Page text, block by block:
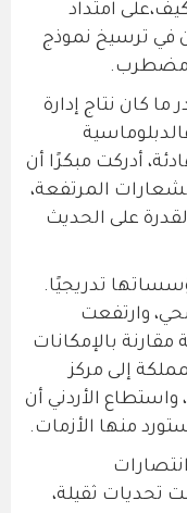
امتداد
في ترسيخ نموذج
مضطرب.
ما كان نتاج إدارة
أدركت مبكرًا أن
المرتفعة،
على الحديث
تدريجيًا.
وارتفعت
مقارنة بالإمكانات
إلى مركز
واستطاع الأردني أن
منها الأزمات.
تحديات ثقيلة،